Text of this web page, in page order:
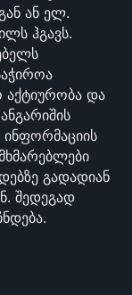
ან ელ.
ჰგავს.
აქტიურობა და
გადადიან
შედეგად